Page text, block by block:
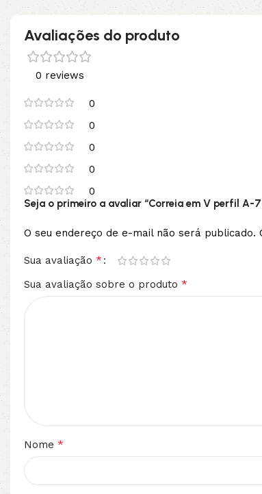
Avaliações do produto
0 reviews
0
0
0
0
0
Seja o primeiro a avaliar “Correia em V perfil A-
O seu endereço de e-mail não será publicado.
Sua avaliação *
Sua avaliação sobre o produto *
Nome *